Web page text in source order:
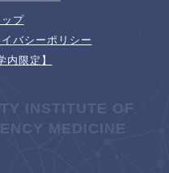
プ
バシーポリシー
内限定】
INSTITUTE OF
MEDICINE